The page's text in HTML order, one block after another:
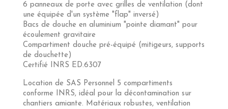
6 panneaux de porte avec grilles de ventilation (dont
une équipée d'un système "flap" inversé)
Bacs de douche en aluminium "pointe diamant" pour
écoulement gravitaire
Compartiment douche pré-équipé (mitigeurs, supports
de douchette)
Certifié INRS ED.6307
Location de SAS Personnel 5 compartiments
conforme INRS, idéal pour la décontamination sur
chantiers amiante. Matériaux robustes, ventilation